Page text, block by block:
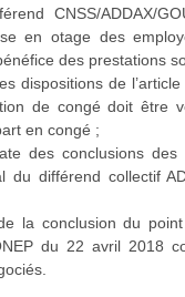
CNSS/ADDAX/
en otage des
des prestations
dispositions de
de congé doit être
en congé ;
des conclusions
du différend collectif
la conclusion du
du 22 avril 2018